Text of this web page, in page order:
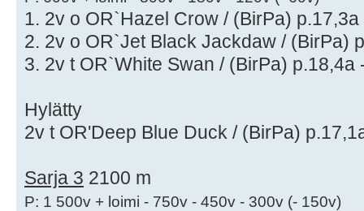
1. 2v o OR`Hazel Crow / (BirPa)
2. 2v o OR`Jet Black Jackdaw / (BirPa)
3. 2v t OR`White Swan / (BirPa) p.18,4a
Hylätty
2v t OR'Deep Blue Duck / (BirPa)
Sarja 3 2100 m
P: 1 500v + loimi - 750v - 450v - 300v (- 150v)